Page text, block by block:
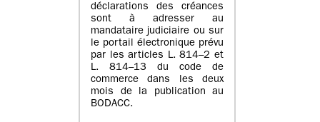
déclarations des créances
sont à adresser au
mandataire judiciaire ou sur
le portail électronique prévu
par les articles L. 814–2 et
L. 814–13 du code de
commerce dans les deux
mois de la publication au
BODACC.